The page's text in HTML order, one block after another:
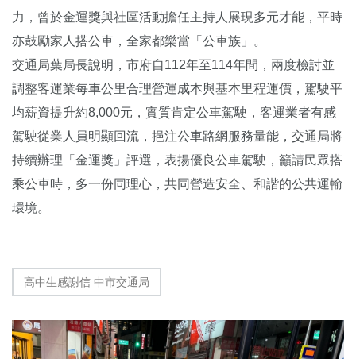
力，曾於金運獎與社區活動擔任主持人展現多元才能，平時
亦鼓勵家人搭公車，全家都樂當「公車族」。
交通局葉局長說明，市府自112年至114年間，兩度檢討並
調整客運業每車公里合理營運成本與基本里程運價，駕駛平
均薪資提升約8,000元，實質肯定公車駕駛，客運業者有感
駕駛從業人員明顯回流，挹注公車路網服務量能，交通局將
持續辦理「金運獎」評選，表揚優良公車駕駛，籲請民眾搭
乘公車時，多一份同理心，共同營造安全、和諧的公共運輸
環境。
高中生感謝信 中市交通局